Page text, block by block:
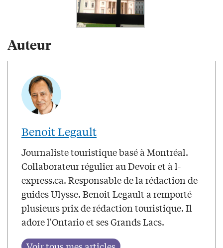
Auteur
Benoit Legault
Journaliste touristique basé à Montréal.
Collaborateur régulier au Devoir et à l-
express.ca. Responsable de la rédaction de
guides Ulysse. Benoit Legault a remporté
plusieurs prix de rédaction touristique. Il
adore l'Ontario et ses Grands Lacs.